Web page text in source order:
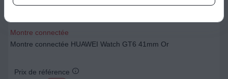
Montre connectée
Montre connectée HUAWEI Watch GT6 41mm Or
Prix de référence